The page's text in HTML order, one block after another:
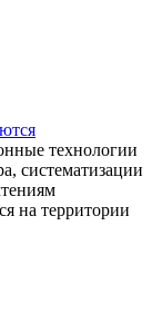
технологии
систематизации
на территории